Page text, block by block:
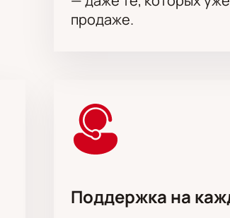
продаже.
Поддержка на